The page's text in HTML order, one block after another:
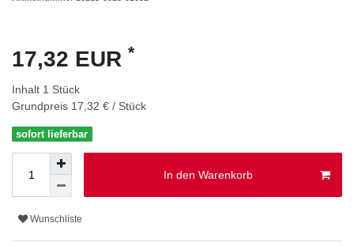
17,32 EUR *
Inhalt 1 Stück
Grundpreis 17,32 € / Stück
sofort lieferbar
In den Warenkorb
Wunschliste